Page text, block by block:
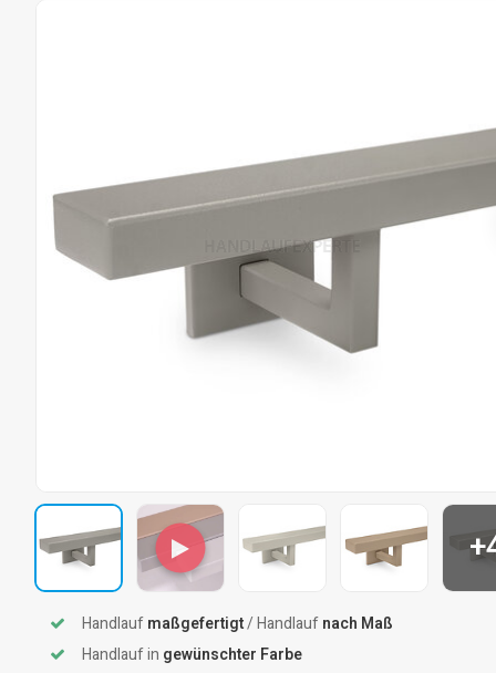
Handlaufmaßgefertigt/ Handlaufnach Maß
Handlauf in gewünschter Farbe